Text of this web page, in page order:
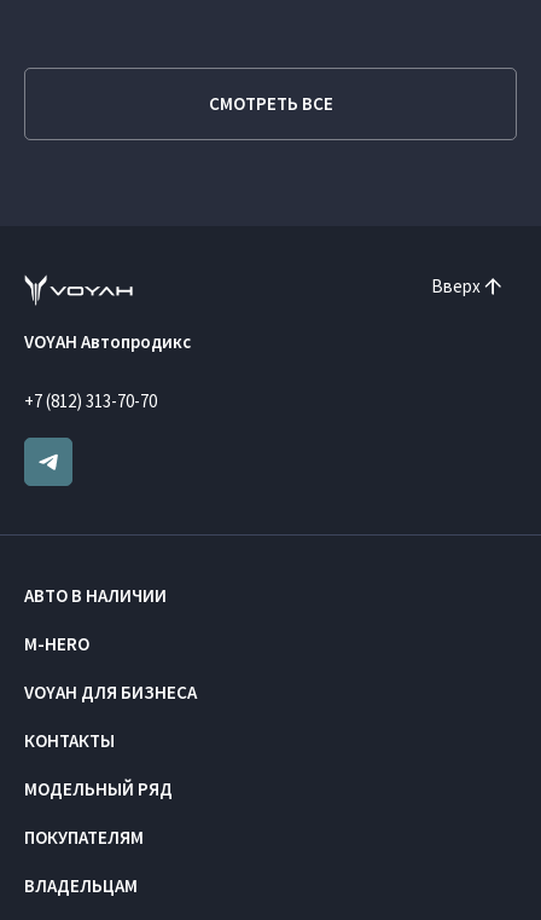
СМОТРЕТЬ ВСЕ
Вверх
VOYAH Автопродикс
+7 (812) 313-70-70
АВТО В НАЛИЧИИ
M-HERO
VOYAH ДЛЯ БИЗНЕСА
КОНТАКТЫ
МОДЕЛЬНЫЙ РЯД
ПОКУПАТЕЛЯМ
ВЛАДЕЛЬЦАМ